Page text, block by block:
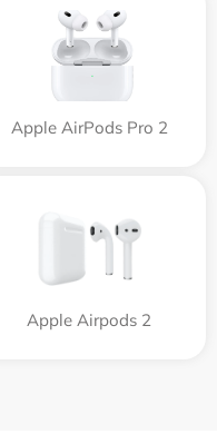
Apple AirPods Pro 2
Apple Airpods 2